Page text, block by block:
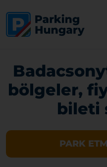
bölgeler,
bileti
PARK